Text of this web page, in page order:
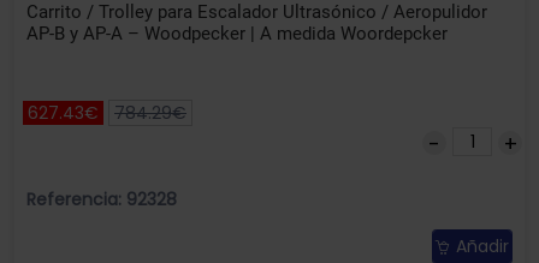
Carrito / Trolley para Escalador Ultrasónico / Aeropulidor
AP-B y AP-A – Woodpecker | A medida Woordepcker
627.43€ 784.29€
Referencia: 92328
Añadir